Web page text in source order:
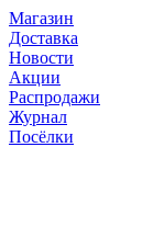
Магазин
Доставка
Новости
Акции
Распродажи
Журнал
Посёлки